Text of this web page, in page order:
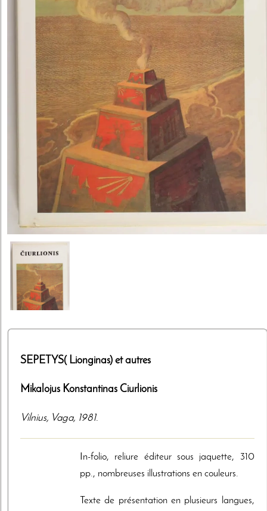
SEPETYS( Lionginas) et autres
Mikalojus Konstantinas Ciurlionis
Vilnius, Vaga, 1981.
In-folio, reliure éditeur sous jaquette, 310
pp., nombreuses illustrations en couleurs.
Texte de présentation en plusieurs langues,